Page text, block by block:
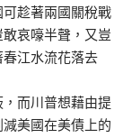
趁著兩國關稅戰
哀嚎半聲，又豈
江水流花落去
而川普想藉由提
美國在美債上的